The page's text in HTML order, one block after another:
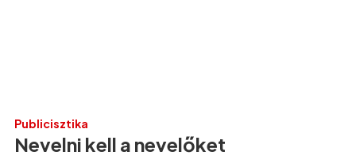
Publicisztika
Nevelni kell a nevelőket